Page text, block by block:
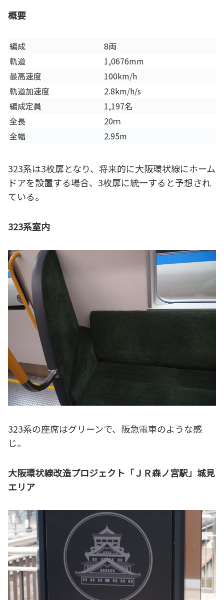
概要
編成
8両
軌道
1,0676mm
最高速度
100km/h
軌道加速度
2.8km/h/s
編成定員
1,197名
全長
20ｍ
全幅
2.95m
323系は3枚扉となり、将来的に大阪環状線にホーム
ドアを設置する場合、3枚扉に統一すると予想され
ている。
323系室内
323系の座席はグリーンで、阪急電車のような感
じ。
大阪環状線改造プロジェクト「ＪＲ森ノ宮駅」城見
エリア